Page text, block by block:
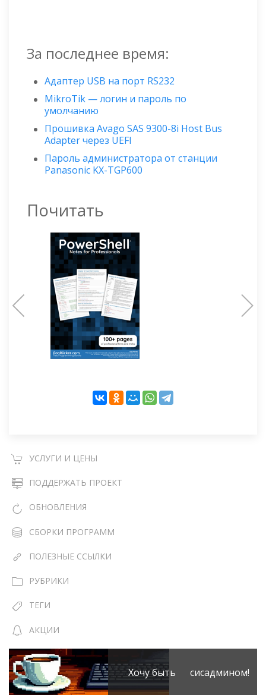
За последнее время:
Адаптер USB на порт RS232
MikroTik — логин и пароль по
умолчанию
Прошивка Avago SAS 9300-8i Host Bus
Adapter через UEFI
Пароль администратора от станции
Panasonic KX-TGP600
Почитать
УСЛУГИ И ЦЕНЫ
ПОДДЕРЖАТЬ ПРОЕКТ
ОБНОВЛЕНИЯ
СБОРКИ ПРОГРАММ
ПОЛЕЗНЫЕ ССЫЛКИ
РУБРИКИ
ТЕГИ
АКЦИИ
Хочу быть сисадмином!